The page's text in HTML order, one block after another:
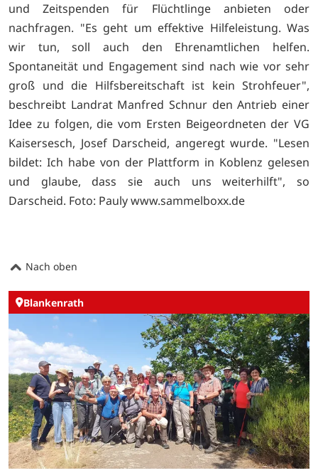
und Zeitspenden für Flüchtlinge anbieten oder
nachfragen. "Es geht um effektive Hilfeleistung. Was
wir tun, soll auch den Ehrenamtlichen helfen.
Spontaneität und Engagement sind nach wie vor sehr
groß und die Hilfsbereitschaft ist kein Strohfeuer",
beschreibt Landrat Manfred Schnur den Antrieb einer
Idee zu folgen, die vom Ersten Beigeordneten der VG
Kaisersesch, Josef Darscheid, angeregt wurde. "Lesen
bildet: Ich habe von der Plattform in Koblenz gelesen
und glaube, dass sie auch uns weiterhilft", so
Darscheid. Foto: Paulywww.sammelboxx.de
Nach oben
Blankenrath